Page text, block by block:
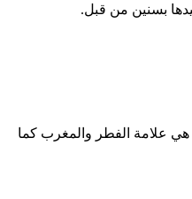
بسنين من قبل.
علامة الفطر والمغرب كما